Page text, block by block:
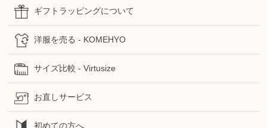
ギフトラッピングについて
洋服を売る - KOMEHYO
サイズ比較 - Virtusize
お直しサービス
初めての方へ